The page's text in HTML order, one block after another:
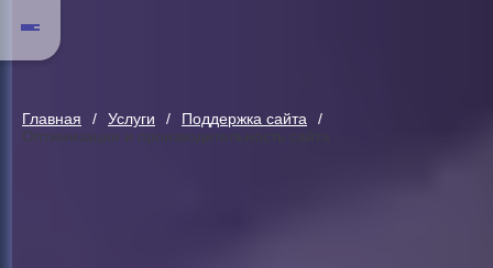
Главная Услуги
Поддержка сайта
Оптимизация и производительность сайта